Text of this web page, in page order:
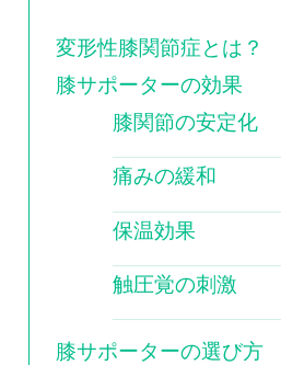
変形性膝関節症とは？
膝サポーターの効果
膝関節の安定化
痛みの緩和
保温効果
触圧覚の刺激
膝サポーターの選び方